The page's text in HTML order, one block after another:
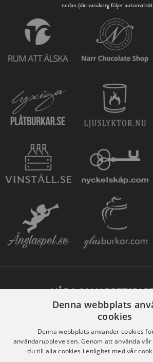
nedan (din varukorg följer
VÅRA
Denna webbplats
cookies
Denna webbplats använder cookies
användarupplevelsen. Genom att använda
du till alla cookies i enlighet med vår